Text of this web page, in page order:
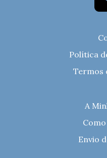
Política
Termos
A
Envio